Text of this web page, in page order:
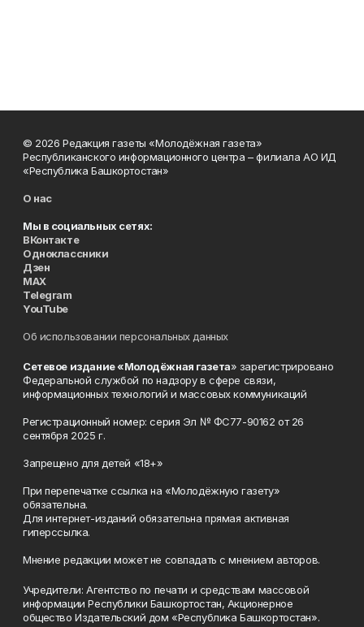
© 2026 Редакция газеты «Молодёжная газета»
Республиканского информационного центра – филиала АО ИД
«Республика Башкортостан»
О нас
Мы в социальных сетях:
ВКонтакте
Одноклассники
Дзен
MAX
Telegram
YouTube
Об использовании персональных данных
Сетевое издание «Молодёжная газета» зарегистрировано
Федеральной службой по надзору в сфере связи,
информационных технологий и массовых коммуникаций
Регистрационный номер: серия Эл № ФС77-90162 от 26
сентября 2025 г.
Запрещено для детей «18+»
При перепечатке ссылка на «Молодёжную газету»
обязательна.
Для интернет-изданий обязательна прямая активная
гиперссылка.
Мнение редакции может не совпадать с мнением авторов.
Учредители: Агентство по печати и средствам массовой
информации Республики Башкортостан, Акционерное
общество Издательский дом «Республика Башкортостан».